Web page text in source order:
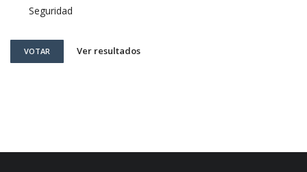
Seguridad
VOTAR Ver resultados